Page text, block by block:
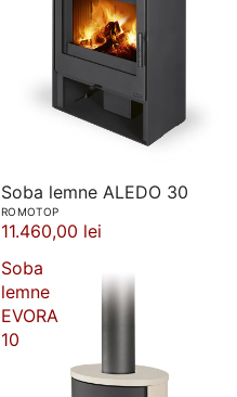
Soba lemne ALEDO 30
ROMOTOP
11.460,00 lei
Soba
lemne
EVORA
10